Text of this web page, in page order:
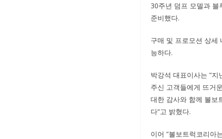
30주년 덤프 모델과
준비했다.
구매 및 프로모션 상세
능하다.
박강석 대표이사는 “
주신 고객들에게 뜨거
대한 감사와 함께 볼보
다“고 밝혔다.
이어 “볼보트럭코리아